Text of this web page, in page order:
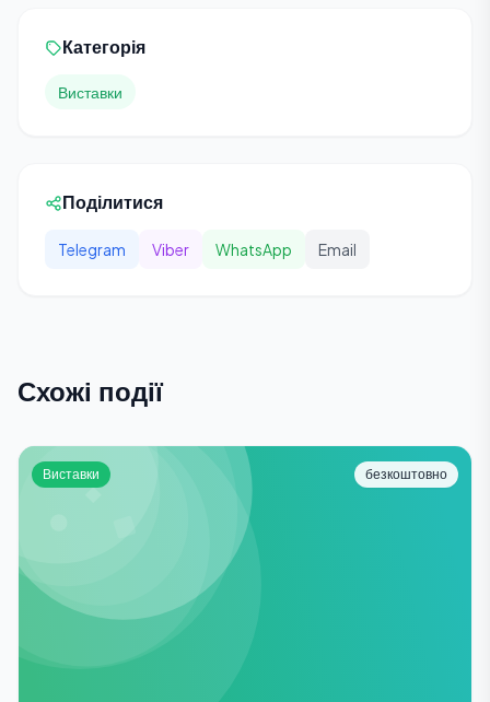
Категорія
Виставки
Поділитися
Telegram Viber WhatsApp Email
Схожі події
Виставки безкоштовно